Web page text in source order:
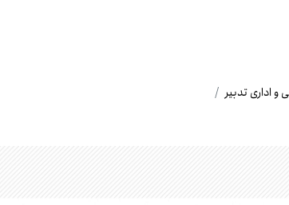
و اداری تدبیر